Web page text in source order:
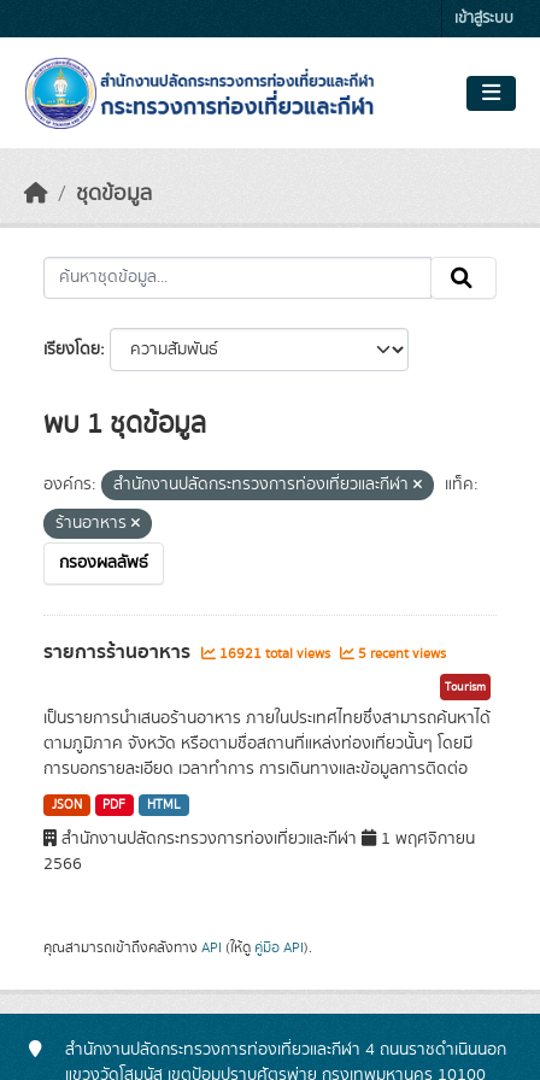
เข้าสู่ระบบ
ชุดข้อมูล
เรียงโดย
พบ 1 ชุดข้อมูล
องค์กร: สำนักงานปลัดกระทรวงการท่องเที่ยวและกีฬา
แท็ค:
ร้านอาหาร
กรองผลลัพธ์
รายการร้านอาหาร 16921 total views 5 recent views
Tourism
เป็นรายการนำเสนอร้านอาหาร ภายในประเทศไทยซึ่งสามารถค้นหาได้
ตามภูมิภาค จังหวัด หรือตามชื่อสถานที่แหล่งท่องเที่ยวนั้นๆ โดยมี
การบอกรายละเอียด เวลาทำการ การเดินทางและข้อมูลการติดต่อ
JSON PDF HTML
สำนักงานปลัดกระทรวงการท่องเที่ยวและกีฬา
1 พฤศจิกายน
2566
คุณสามารถเข้าถึงคลังทาง API (ให้ดู คู่มือ API).
สำนักงานปลัดกระทรวงการท่องเที่ยวและกีฬา 4 ถนนราชดำเนินนอก
แขวงวัดโสมนัส เขตป้อมปราบศัตรูพ่าย กรุงเทพมหานคร 10100